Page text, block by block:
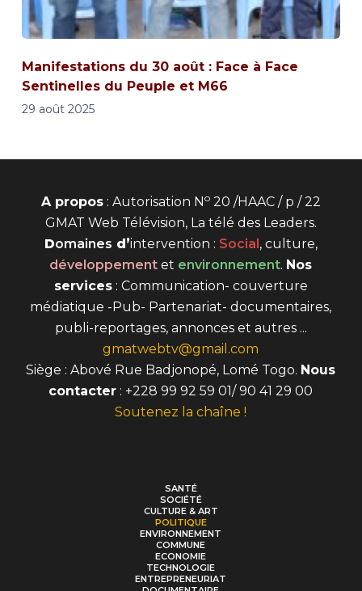
Manifestations du 30 août : Face à Face
Sentinelles du Peuple et M66
29 août 2025
A propos: Autorisation No20 /HAAC / p / 22
GMAT Web Télévision, La télé des Leaders.
Domaines d’intervention : Social, culture,
développement et environnement. Nos
services: Communication- couverture
médiatique -Pub- Partenariat- documentaires,
publi-reportages, annonces et autres ...
gmatwebtv@gmail.com
Siège : Abové Rue Badjonopé, Lomé Togo. Nous
contacter : +228 99 92 59 01/ 90 41 29 00
Soutenez la chaîne !
SANTÉ
SOCIÉTÉ
CULTURE & ART
POLITIQUE
ENVIRONNEMENT
COMMUNE
ECONOMIE
TECHNOLOGIE
ENTREPRENEURIAT